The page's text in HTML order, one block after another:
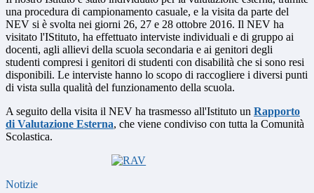
una procedura di campionamento casuale, e la visita da parte del
NEV si è svolta nei giorni 26, 27 e 28 ottobre 2016. Il NEV ha
visitato l'IStituto, ha effettuato interviste individuali e di gruppo ai
docenti, agli allievi della scuola secondaria e ai genitori degli
studenti compresi i genitori di studenti con disabilità che si sono resi
disponibili. Le interviste hanno lo scopo di raccogliere i diversi punti
di vista sulla qualità del funzionamento della scuola.
A seguito della visita il NEV ha trasmesso all'Istituto un Rapporto
di Valutazione Esterna, che viene condiviso con tutta la Comunità
Scolastica.
Notizie